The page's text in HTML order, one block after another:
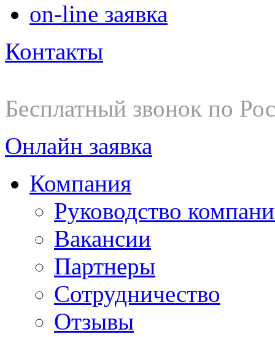
on-line заявка
Контакты
Бесплатный звонок по
Онлайн заявка
Компания
Руководство
Вакансии
Партнеры
Сотрудничество
Отзывы